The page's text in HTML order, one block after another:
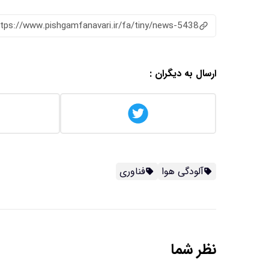
www.pishgamfanavari.ir/fa/tiny/news-5438
ارسال به دیگران :
آلودگی هوا فناوری
نظر شما